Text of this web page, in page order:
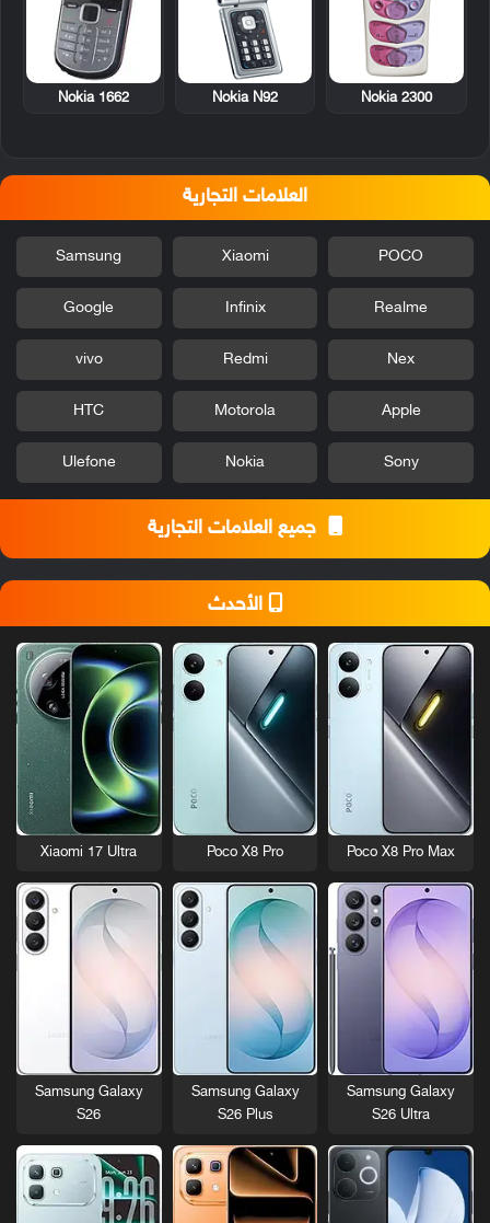
Nokia 2300
Nokia N92
Nokia 1662
العلامات التجارية
POCO
Xiaomi
Samsung
Realme
Infinix
Google
Nex
Redmi
vivo
Apple
Motorola
HTC
Sony
Nokia
Ulefone
جميع العلامات التجارية
الأحدث
Poco X8 Pro Max
Poco X8 Pro
Xiaomi 17 Ultra
Samsung Galaxy
S26 Ultra
Samsung Galaxy
S26 Plus
Samsung Galaxy
S26